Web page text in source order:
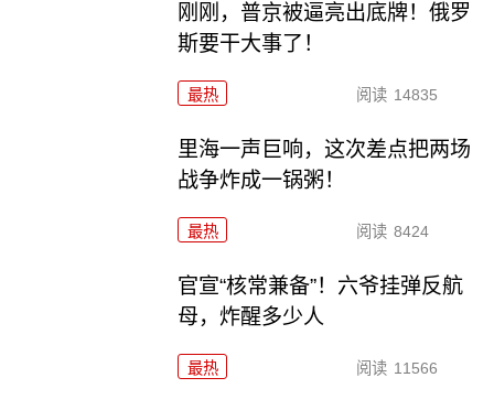
刚刚，普京被逼亮出底牌！俄罗
斯要干大事了！
最热 阅读 14835
里海一声巨响，这次差点把两场
战争炸成一锅粥！
最热 阅读 8424
官宣“核常兼备”！六爷挂弹反航
母，炸醒多少人
最热 阅读 11566